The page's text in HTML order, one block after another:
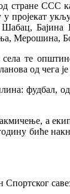
стране ССС
Бајина
Мерошина,
те
од чега
фудбал,
а
биће